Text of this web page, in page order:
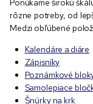
rôzne potreby, od
Medzi obľúbené
Kalendáre a diáre
Zápisníky
Poznámkové
Samolepiace
Šnúrky na krk